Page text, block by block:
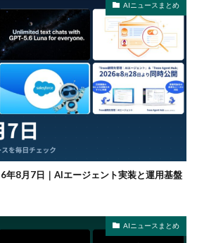
AIニュースまとめ
年8月7日｜AIエージェント実装と運用基盤
AIニュースまとめ